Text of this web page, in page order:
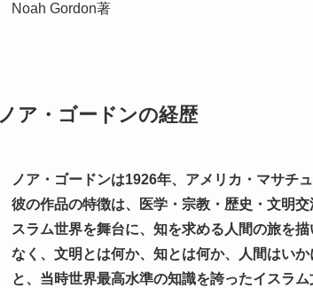
Noah Gordon著
ノア・ゴードンの経歴
ノア・ゴードンは1926年、アメリカ・マサチ
彼の作品の特徴は、医学・宗教・歴史・文明
スラム世界を舞台に、知を求める人間の旅を
なく、文明とは何か、知とは何か、人間はい
と、当時世界最高水準の知識を誇ったイスラ